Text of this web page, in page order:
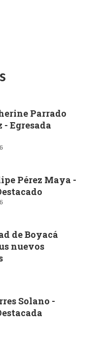
Parrado
- Egresada
Pérez Maya -
de Boyacá
nuevos
Solano -